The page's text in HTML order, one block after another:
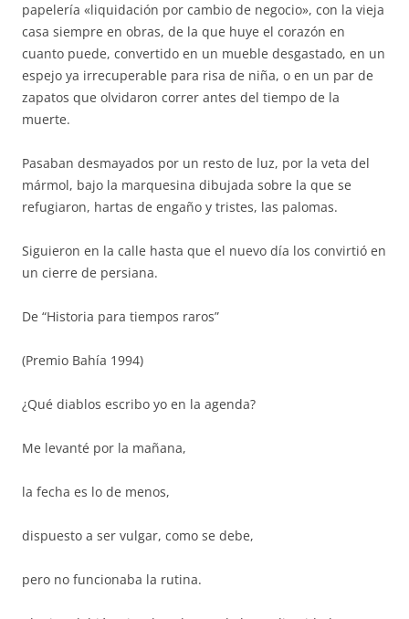
papelería «liquidación por cambio de negocio», con la vieja
casa siempre en obras, de la que huye el corazón en
cuanto puede, convertido en un mueble desgastado, en un
espejo ya irrecuperable para risa de niña, o en un par de
zapatos que olvidaron correr antes del tiempo de la
muerte.
Pasaban desmayados por un resto de luz, por la veta del
mármol, bajo la marquesina dibujada sobre la que se
refugiaron, hartas de engaño y tristes, las palomas.
Siguieron en la calle hasta que el nuevo día los convirtió en
un cierre de persiana.
De “Historia para tiempos raros”
(Premio Bahía 1994)
¿Qué diablos escribo yo en la agenda?
Me levanté por la mañana,
la fecha es lo de menos,
dispuesto a ser vulgar, como se debe,
pero no funcionaba la rutina.